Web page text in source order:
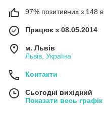
97% позитивних з 148
Працює з 08.05.2014
м. Львів
Львів, Україна
Контакти
Сьогодні вихідний
Показати весь